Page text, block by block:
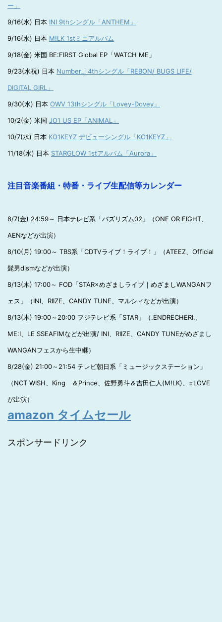
ー」
9/16(水) 日本 INI 9thシングル「ANTHEM」
9/16(水) 日本 M!LK 1stミニアルバム
9/18(金) 米国 BE:FIRST Global EP「WATCH ME」
9/23(水祝) 日本 Number_i 4thシングル「REBON/ BUGS LIFE/
DIGITAL GIRL」
9/30(水) 日本 OWV 13thシングル「Lovey-Dovey」
10/2(金) 米国 JO1 US EP「ANIMAL」
10/7(水) 日本 KO1KEYZ デビューシングル「KO1KEYZ」
11/18(水) 日本 STARGLOW 1stアルバム「Aurora」
注目音楽番組・特番・ライブ生配信等カレンダー
8/7(金) 24:59～ 日本テレビ系「バズリズム02」（ONE OR EIGHT、
AENなどが出演）
8/10(月) 19:00～ TBS系「CDTVライブ！ライブ！」（ATEEZ、Official
髭男dismなどが出演）
8/13(木) 17:00～ FOD「STAR×めざましライブ｜めざましWANGANフ
ェス」（INI、RIIZE、CANDY TUNE、マルシィなどが出演）
8/13(木) 19:00～20:00 フジテレビ系「STAR」（.ENDRECHERI.、
ME:I、LE SSEAFIMなどが出演/ INI、RIIZE、CANDY TUNEがめざまし
WANGANフェスから生中継）
8/28(金) 21:00～21:54 テレビ朝日系「ミュージックステーション」
（NCT WISH、King ＆Prince、佐野勇斗＆吉田仁人(M!LK)、=LOVE
が出演）
amazon タイムセール
スポンサードリンク